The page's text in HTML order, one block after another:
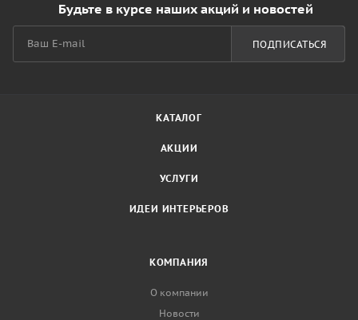
Будьте в курсе наших акций и новостей
ПОДПИСАТЬСЯ
КАТАЛОГ
АКЦИИ
УСЛУГИ
ИДЕИ ИНТЕРЬЕРОВ
КОМПАНИЯ
О компании
Новости